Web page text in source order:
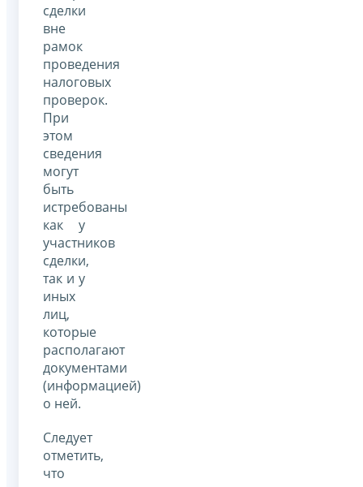
сделки
вне
рамок
проведения
налоговых
проверок.
При
этом
сведения
могут
быть
истребованы
как у
участников
сделки,
так и у
иных
лиц,
которые
располагают
документами
(информацией)
о ней.
Следует
отметить,
что